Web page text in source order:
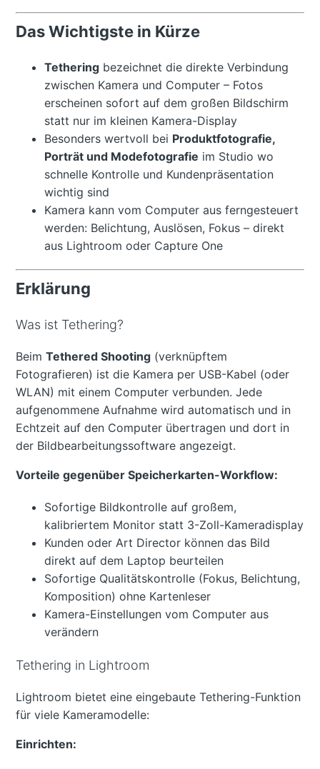
Das Wichtigste in Kürze
Tethering bezeichnet die direkte Verbindung
zwischen Kamera und Computer – Fotos
erscheinen sofort auf dem großen Bildschirm
statt nur im kleinen Kamera-Display
Besonders wertvoll bei Produktfotografie,
Porträt und Modefotografie im Studio wo
schnelle Kontrolle und Kundenpräsentation
wichtig sind
Kamera kann vom Computer aus ferngesteuert
werden: Belichtung, Auslösen, Fokus – direkt
aus Lightroom oder Capture One
Erklärung
Was ist Tethering?
BeimTethered Shooting (verknüpftem
Fotografieren) ist die Kamera per USB-Kabel (oder
WLAN) mit einem Computer verbunden. Jede
aufgenommene Aufnahme wird automatisch und in
Echtzeit auf den Computer übertragen und dort in
der Bildbearbeitungssoftware angezeigt.
Vorteile gegenüber Speicherkarten-Workflow:
Sofortige Bildkontrolle auf großem,
kalibriertem Monitor statt 3-Zoll-Kameradisplay
Kunden oder Art Director können das Bild
direkt auf dem Laptop beurteilen
Sofortige Qualitätskontrolle (Fokus, Belichtung,
Komposition) ohne Kartenleser
Kamera-Einstellungen vom Computer aus
verändern
Tethering in Lightroom
Lightroom bietet eine eingebaute Tethering-Funktion
für viele Kameramodelle:
Einrichten: